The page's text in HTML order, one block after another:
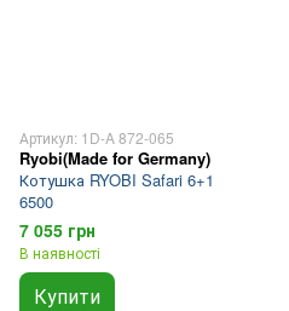
Артикул: 1D-A 872-065
Ryobi(Made for Germany)
Котушка RYOBI Safari 6+1
6500
7 055 грн
В наявності
Купити